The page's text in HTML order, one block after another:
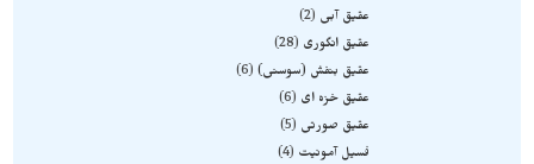
عقیق آبی
2
عقیق انگوری
28
عقیق بنفش (سوسنی) 6
عقیق خزه ای
6
عقیق صورتی
5
فسیل آمونیت
4